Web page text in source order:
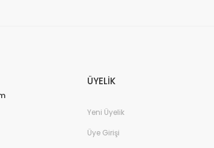
ÜYELİK
Yeni Üyelik
Üye Girişi